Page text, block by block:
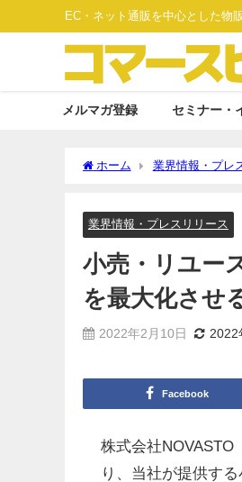
EC・ネット通販を中心とした物
メルマガ登録 セミナー・
ホーム 業界情報・プレ
業界情報・プレスリリース
小売・リユー
を最大化させ
2022年2月10日 2022
Facebook
株式会社
り、当社が提供す